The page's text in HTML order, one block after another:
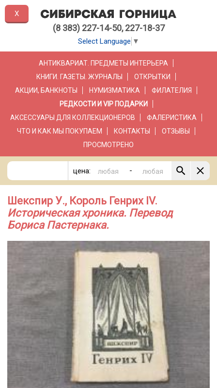
(8 383) 227-14-50, 227-18-37
Select Language ▼
АНТИКВАРИАТ. ПРЕДМЕТЫ ИНТЕРЬЕРА
КНИГИ. ГАЗЕТЫ. ЖУРНАЛЫ
ОТКРЫТКИ
АКЦИИ, БАНКНОТЫ
НУМИЗМАТИКА
ФИЛАТЕЛИЯ
РЕДКОСТИ И VIP ПОДАРКИ
АКСЕССУАРЫ ДЛЯ КОЛЛЕКЦИОНЕРОВ
ФАЛЕРИСТИКА
ЧТО И КАК МЫ ПОКУПАЕМ
КОНТАКТЫ
ОТЗЫВЫ
ПРОСМОТРЕНО
цена: -
Шекспир У., Король Генрих IV.
Историческая хроника. Перевод
Бориса Пастернака.
X